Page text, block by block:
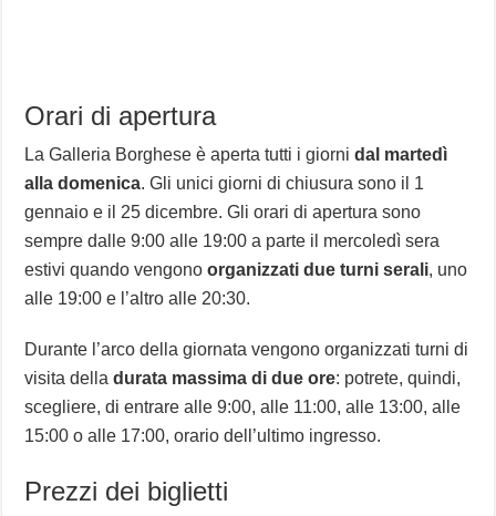
Orari di apertura
La Galleria Borghese è aperta tutti i giornidal martedì
alla domenica. Gli unici giorni di chiusura sono il 1
gennaio e il 25 dicembre. Gli orari di apertura sono
sempre dalle 9:00 alle 19:00 a parte il mercoledì sera
estivi quando vengonoorganizzati due turni serali, uno
alle 19:00 e l’altro alle 20:30.
Durante l’arco della giornata vengono organizzati turni di
visita delladurata massima di due ore: potrete, quindi,
scegliere, di entrare alle 9:00, alle 11:00, alle 13:00, alle
15:00 o alle 17:00, orario dell’ultimo ingresso.
Prezzi dei biglietti